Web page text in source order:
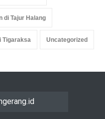
di Tajur Halang
Tigaraksa Uncategorized